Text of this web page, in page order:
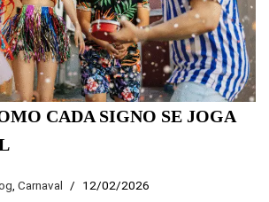
CADA SIGNO SE JOGA
Carnaval 12/02/2026